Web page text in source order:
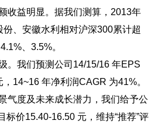
收益明显。据我们测算，2013年
、安徽水利相对沪深300累计超
、3.5%。
我们预测公司14/15/16 年EPS
14~16 年净利润CAGR 为41%。
气度及未来成长潜力，我们给予公
标价15.40-16.50 元，维持“推荐”评